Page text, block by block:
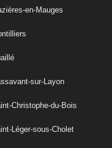
en-Mauges
sur-Layon
Christophe-du-Bois
Léger-sous-Cholet